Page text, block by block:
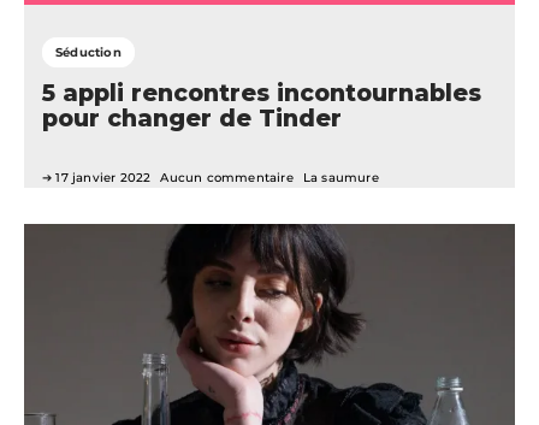
Séduction
5 appli rencontres incontournables
pour changer de Tinder
17 janvier 2022 Aucun commentaire La saumure